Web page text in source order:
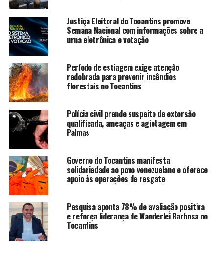
Justiça Eleitoral do Tocantins promove
Semana Nacional com informações sobre a
urna eletrônica e votação
Período de estiagem exige atenção
redobrada para prevenir incêndios
florestais no Tocantins
Polícia civil prende suspeito de extorsão
qualificada, ameaças e agiotagem em
Palmas
Governo do Tocantins manifesta
solidariedade ao povo venezuelano e oferece
apoio às operações de resgate
Pesquisa aponta 78% de avaliação positiva
e reforça liderança de Wanderlei Barbosa no
Tocantins